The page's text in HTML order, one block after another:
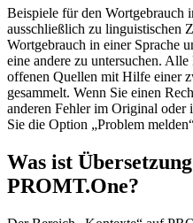
Beispiele für den Wortgebrauch
ausschließlich zu linguistischen
Wortgebrauch in einer Sprache
eine andere zu untersuchen.
offenen Quellen mit Hilfe einer
gesammelt. Wenn Sie einen
anderen Fehler im Original oder
Sie die Option „Problem
Was ist
PROMT.One?